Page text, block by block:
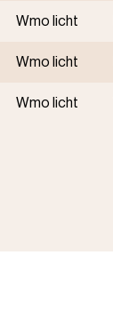
Wmo licht
Wmo licht
Wmo licht